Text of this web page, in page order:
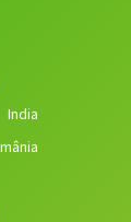
India